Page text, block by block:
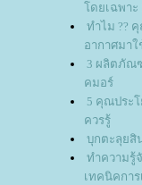
ดยเฉพาะ
ทำไม ??
อากาศมา
3 ผลิตภัณ
คมอร์
5 คุณประ
ควรรู้
บุกตะลุยสิ
ทำความรู้
เทคนิคกา